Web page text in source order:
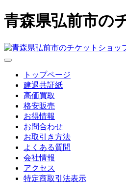
青森県弘前市の
トップページ
建退共証紙
高価買取
格安販売
お得情報
お問合わせ
お取引き方法
よくある質問
会社情報
アクセス
特定商取引法表示